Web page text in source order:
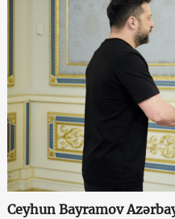
Ceyhun Bayramov